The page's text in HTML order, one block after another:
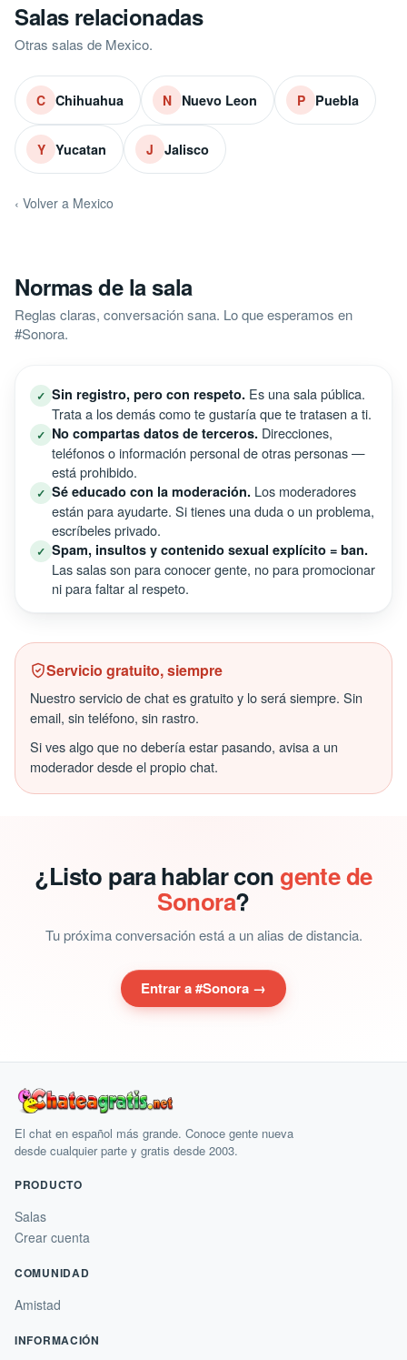
Salas relacionadas
Otras salas de Mexico.
C Chihuahua N Nuevo Leon P Puebla
Y Yucatan J Jalisco
‹ Volver a Mexico
Normas de la sala
Reglas claras, conversación sana. Lo que esperamos en
#Sonora.
✓ Sin registro, pero con respeto. Es una sala pública.
Trata a los demás como te gustaría que te tratasen a ti.
✓ No compartas datos de terceros. Direcciones,
teléfonos o información personal de otras personas —
está prohibido.
✓ Sé educado con la moderación. Los moderadores
están para ayudarte. Si tienes una duda o un problema,
escríbeles privado.
✓ Spam, insultos y contenido sexual explícito = ban.
Las salas son para conocer gente, no para promocionar
ni para faltar al respeto.
Servicio gratuito, siempre
Nuestro servicio de chat es gratuito y lo será siempre. Sin
email, sin teléfono, sin rastro.
Si ves algo que no debería estar pasando, avisa a un
moderador desde el propio chat.
¿Listo para hablar con gente de
Sonora?
Tu próxima conversación está a un alias de distancia.
Entrar a #Sonora →
El chat en español más grande. Conoce gente nueva
desde cualquier parte y gratis desde 2003.
PRODUCTO
Salas
Crear cuenta
COMUNIDAD
Amistad
INFORMACIÓN